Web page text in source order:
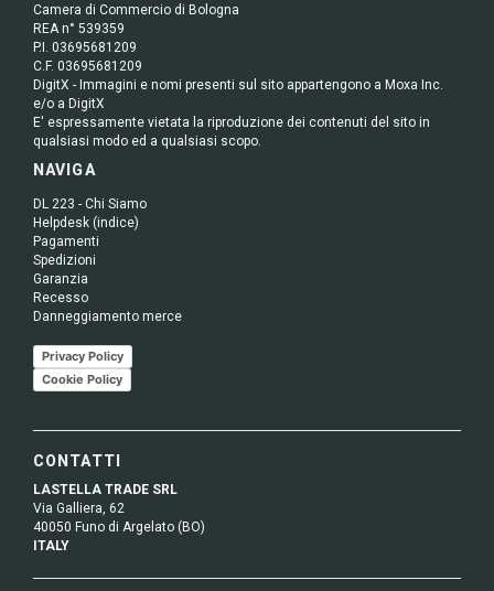
Camera di Commercio di Bologna
REA n° 539359
P.I. 03695681209
C.F. 03695681209
DigitX - Immagini e nomi presenti sul sito appartengono a Moxa Inc.
e/o a DigitX
E' espressamente vietata la riproduzione dei contenuti del sito in
qualsiasi modo ed a qualsiasi scopo.
NAVIGA
DL 223 - Chi Siamo
Helpdesk (indice)
Pagamenti
Spedizioni
Garanzia
Recesso
Danneggiamento merce
Privacy Policy
Cookie Policy
CONTATTI
LASTELLA TRADE SRL
Via Galliera, 62
40050 Funo di Argelato (BO)
ITALY